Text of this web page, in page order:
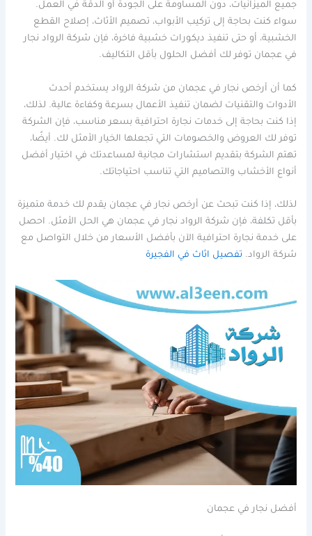
جميع الميزانيات، دون المساومة على الجودة أو الدقة في العمل.
سواء كنت بحاجة إلى تركيب الأبواب، تصميم الأثاث، إصلاح القطع
الخشبية، أو حتى تنفيذ ديكورات خشبية فاخرة، فإن شركة الرواد نجار
في عجمان توفر لك أفضل الحلول بأقل التكاليف.
كما أن أرخص نجار في عجمان من شركة الرواد يستخدم أحدث
الأدوات والتقنيات لضمان تنفيذ الأعمال بسرعة وكفاءة عالية. لذلك،
إذا كنت بحاجة إلى خدمات نجارة احترافية بسعر مناسب، فإن الشركة
توفر لك العروض والخصومات التي تجعلها الخيار الأمثل لك. أيضًا،
تهتم الشركة بتقديم استشارات مجانية لمساعدتك في اختيار أفضل
أنواع الأخشاب والتصاميم التي تناسب احتياجاتك.
لذلك، إذا كنت تبحث عن أرخص نجار في عجمان يقدم لك خدمة متميزة
بأقل تكلفة، فإن شركة الرواد نجار في عجمان هي الحل الأمثل. احصل
على خدمة نجارة احترافية الآن بأفضل الأسعار من خلال التواصل مع
شركة الرواد. تفصيل اثاث في الفجيرة
أفضل نجار في عجمان